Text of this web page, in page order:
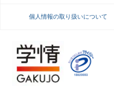
個人情報の取り扱いについて